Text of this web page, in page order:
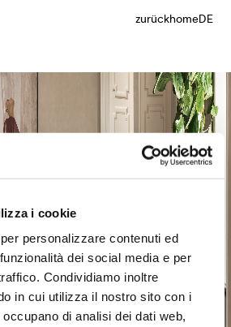
i cookie
personalizzare contenuti ed
dei social media e per
Condividiamo inoltre
in cui utilizza il nostro sito con i
di analisi dei dati web,
zurückhomeDE